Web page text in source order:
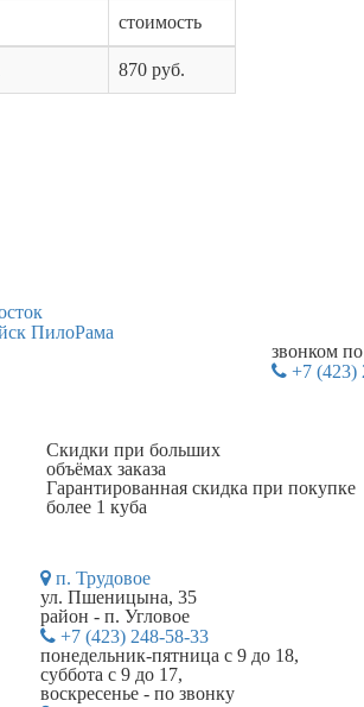
стоимость
870 руб.
звонком
+7 (423)
Скидки при больших
объёмах заказа
Гарантированная скидка при покупке
более 1 куба
п. Трудовое
ул. Пшеницына, 35
район - п. Угловое
+7 (423) 248-58-33
понедельник-пятница с 9 до 18,
суббота с 9 до 17,
воскресенье - по звонку